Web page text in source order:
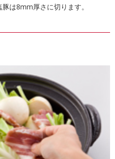
は8mm厚さに切ります。